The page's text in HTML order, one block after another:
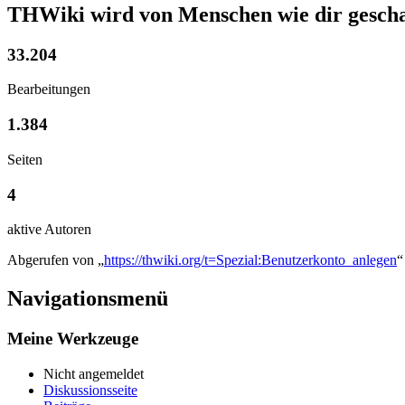
THWiki wird von Menschen wie dir
33.204
Bearbeitungen
1.384
Seiten
4
aktive Autoren
Abgerufen von „https://thwiki.org/t=Spezial:Benutzerkonto_anlegen“
Navigationsmenü
Meine Werkzeuge
Nicht angemeldet
Diskussionsseite